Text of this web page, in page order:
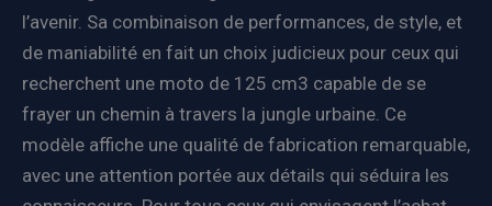
l’avenir. Sa combinaison de performances, de style, et
de maniabilité en fait un choix judicieux pour ceux qui
recherchent une moto de 125 cm3 capable de se
frayer un chemin à travers la jungle urbaine. Ce
modèle affiche une qualité de fabrication remarquable,
avec une attention portée aux détails qui séduira les